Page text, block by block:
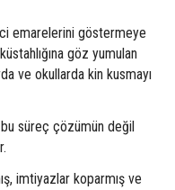
emarelerini göstermeye
göz yumulan
ve okullarda kin kusmayı
bu süreç çözümün değil
imtiyazlar koparmış ve